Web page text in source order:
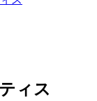
ィス